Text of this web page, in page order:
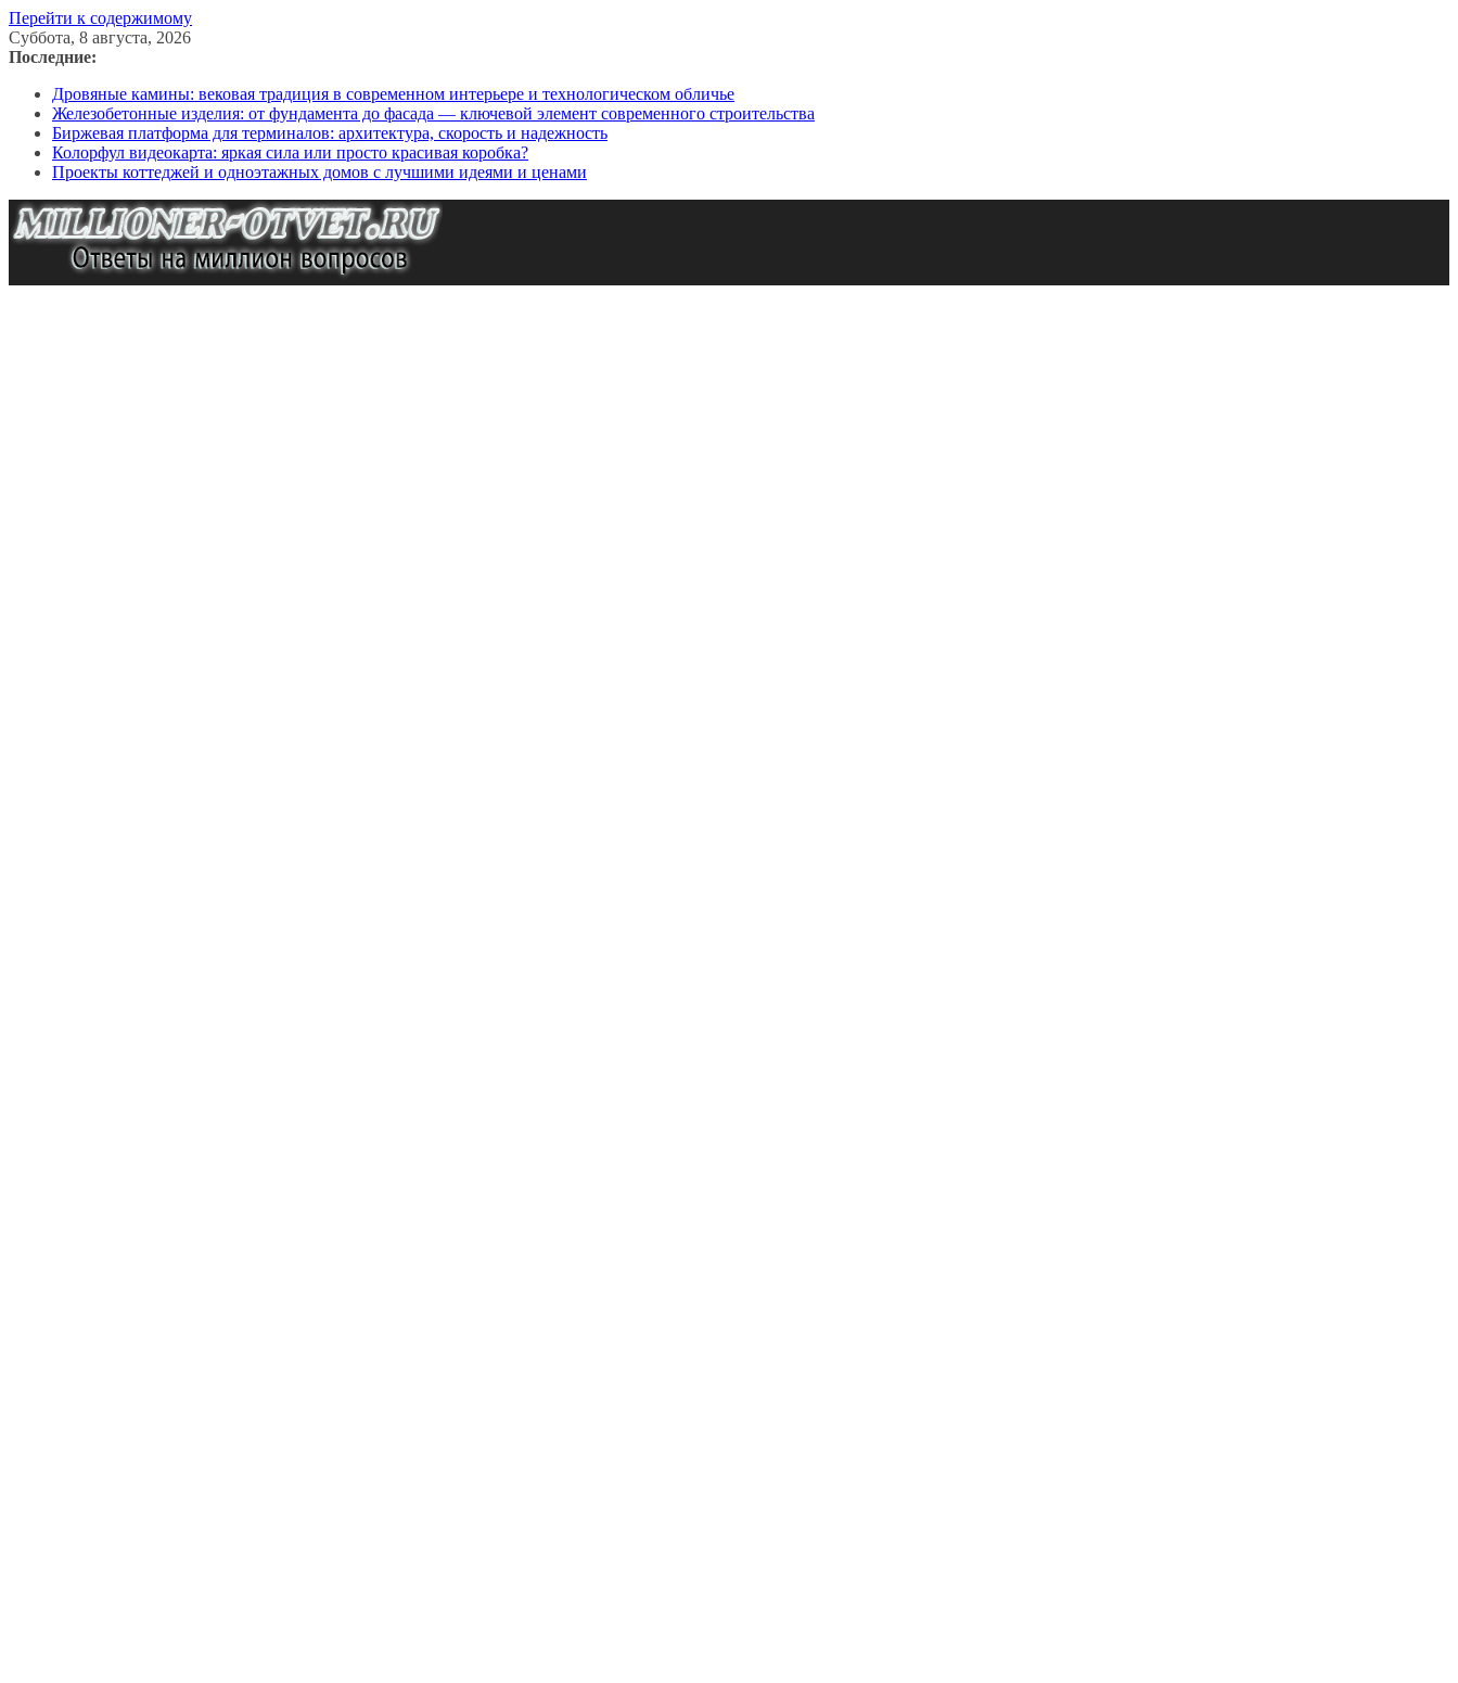
Перейти к содержимому
Суббота, 8 августа, 2026
Последние:
Дровяные камины: вековая традиция в современном интерьере и технологическом обличье
Железобетонные изделия: от фундамента до фасада — ключевой элемент современного строительства
Биржевая платформа для терминалов: архитектура, скорость и надежность
Колорфул видеокарта: яркая сила или просто красивая коробка?
Проекты коттеджей и одноэтажных домов с лучшими идеями и ценами